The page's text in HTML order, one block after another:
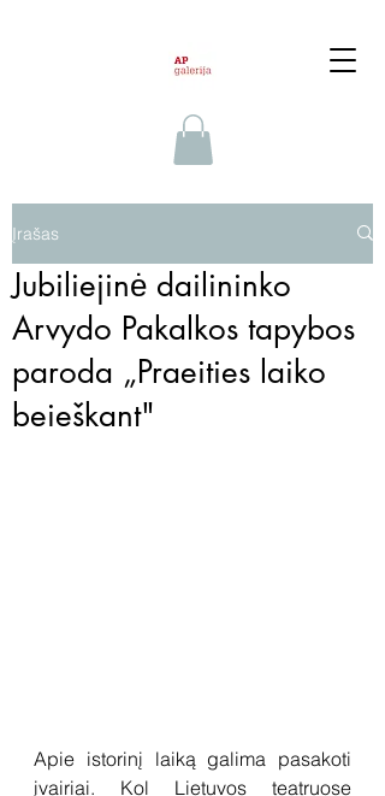
Įrašas
Jubiliejinė dailininko
Arvydo Pakalkos tapybos
paroda „Praeities laiko
beieškant"
Apie istorinį laiką galima pasakoti
įvairiai. Kol Lietuvos teatruose